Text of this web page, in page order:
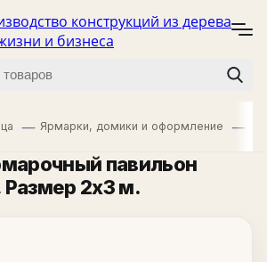
Ярмарки, домики и оформление
павильон
Размер 2х3 м.